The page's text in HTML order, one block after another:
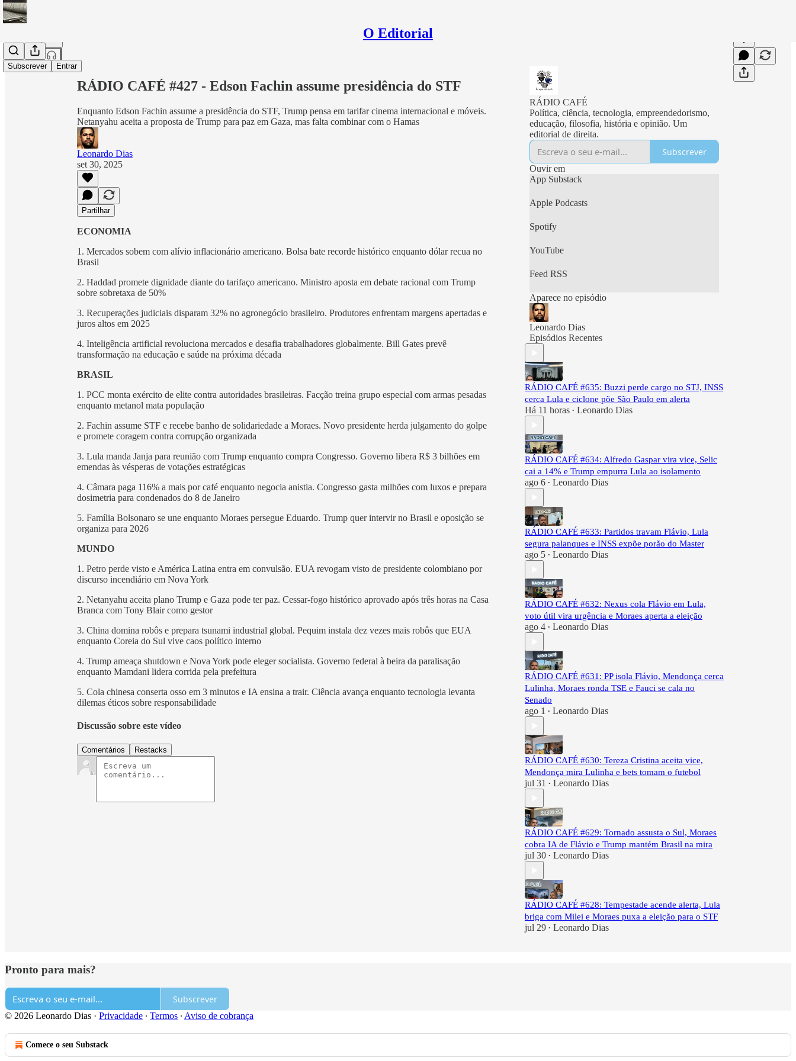
O Editorial
Subscrever Entrar
RÁDIO CAFÉ #427 - Edson Fachin assume presidência do STF
Enquanto Edson Fachin assume a presidência do STF, Trump pensa em tarifar cinema internacional e móveis.
Netanyahu aceita a proposta de Trump para paz em Gaza, mas falta combinar com o Hamas
Leonardo Dias
set 30, 2025
Partilhar
ECONOMIA
1. Mercados sobem com alívio inflacionário americano. Bolsa bate recorde histórico enquanto dólar recua no
Brasil
2. Haddad promete dignidade diante do tarifaço americano. Ministro aposta em debate racional com Trump
sobre sobretaxa de 50%
3. Recuperações judiciais disparam 32% no agronegócio brasileiro. Produtores enfrentam margens apertadas e
juros altos em 2025
4. Inteligência artificial revoluciona mercados e desafia trabalhadores globalmente. Bill Gates prevê
transformação na educação e saúde na próxima década
BRASIL
1. PCC monta exército de elite contra autoridades brasileiras. Facção treina grupo especial com armas pesadas
enquanto metanol mata população
2. Fachin assume STF e recebe banho de solidariedade a Moraes. Novo presidente herda julgamento do golpe
e promete coragem contra corrupção organizada
3. Lula manda Janja para reunião com Trump enquanto compra Congresso. Governo libera R$ 3 bilhões em
emendas às vésperas de votações estratégicas
4. Câmara paga 116% a mais por café enquanto negocia anistia. Congresso gasta milhões com luxos e prepara
dosimetria para condenados do 8 de Janeiro
5. Família Bolsonaro se une enquanto Moraes persegue Eduardo. Trump quer intervir no Brasil e oposição se
organiza para 2026
MUNDO
1. Petro perde visto e América Latina entra em convulsão. EUA revogam visto de presidente colombiano por
discurso incendiário em Nova York
2. Netanyahu aceita plano Trump e Gaza pode ter paz. Cessar-fogo histórico aprovado após três horas na Casa
Branca com Tony Blair como gestor
3. China domina robôs e prepara tsunami industrial global. Pequim instala dez vezes mais robôs que EUA
enquanto Coreia do Sul vive caos político interno
4. Trump ameaça shutdown e Nova York pode eleger socialista. Governo federal à beira da paralisação
enquanto Mamdani lidera corrida pela prefeitura
5. Cola chinesa conserta osso em 3 minutos e IA ensina a trair. Ciência avança enquanto tecnologia levanta
dilemas éticos sobre responsabilidade
Discussão sobre este vídeo
Comentários Restacks
RÁDIO CAFÉ
Política, ciência, tecnologia, empreendedorismo,
educação, filosofia, história e opinião. Um
editorial de direita.
Subscrever
Ouvir em
App Substack
Apple Podcasts
Spotify
YouTube
Feed RSS
Aparece no episódio
Leonardo Dias
Episódios Recentes
RÁDIO CAFÉ #635: Buzzi perde cargo no STJ, INSS
cerca Lula e ciclone põe São Paulo em alerta
Há 11 horas • Leonardo Dias
RÁDIO CAFÉ #634: Alfredo Gaspar vira vice, Selic
cai a 14% e Trump empurra Lula ao isolamento
ago 6 • Leonardo Dias
RÁDIO CAFÉ #633: Partidos travam Flávio, Lula
segura palanques e INSS expõe porão do Master
ago 5 • Leonardo Dias
RÁDIO CAFÉ #632: Nexus cola Flávio em Lula,
voto útil vira urgência e Moraes aperta a eleição
ago 4 • Leonardo Dias
RÁDIO CAFÉ #631: PP isola Flávio, Mendonça cerca
Lulinha, Moraes ronda TSE e Fauci se cala no
Senado
ago 1 • Leonardo Dias
RÁDIO CAFÉ #630: Tereza Cristina aceita vice,
Mendonça mira Lulinha e bets tomam o futebol
jul 31 • Leonardo Dias
RÁDIO CAFÉ #629: Tornado assusta o Sul, Moraes
cobra IA de Flávio e Trump mantém Brasil na mira
jul 30 • Leonardo Dias
RÁDIO CAFÉ #628: Tempestade acende alerta, Lula
briga com Milei e Moraes puxa a eleição para o STF
jul 29 • Leonardo Dias
Pronto para mais?
Subscrever
© 2026 Leonardo Dias · Privacidade ∙ Termos ∙ Aviso de cobrança
Comece o seu Substack